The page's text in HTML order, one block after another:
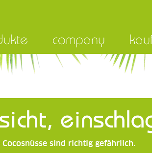
company
Cocosnüsse sind richtig gefährlich.